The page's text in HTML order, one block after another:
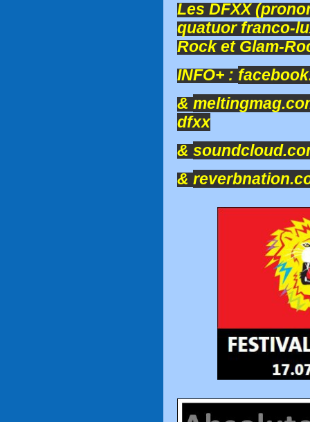
Les DFXX
quatuor franco-
Rock et Glam-
INFO+ :
&
dfxx
&
&